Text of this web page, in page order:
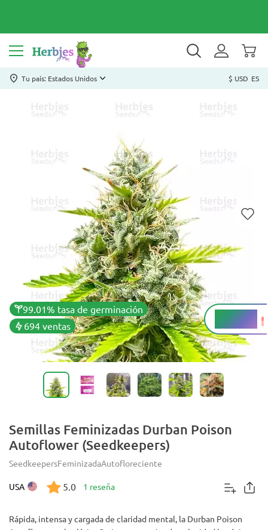
Tu país: Estados Unidos $ USD ES
99.01% tasa de germinación
694 ventas
22 - 23%
THC
Semillas Feminizadas Durban Poison
Autoflower (Seedkeepers)
SeedkeepersFeminizadaAutofloreciente
USA 5.0 1 reseña
Rápida, intensa y cargada de claridad mental, la Durban Poison